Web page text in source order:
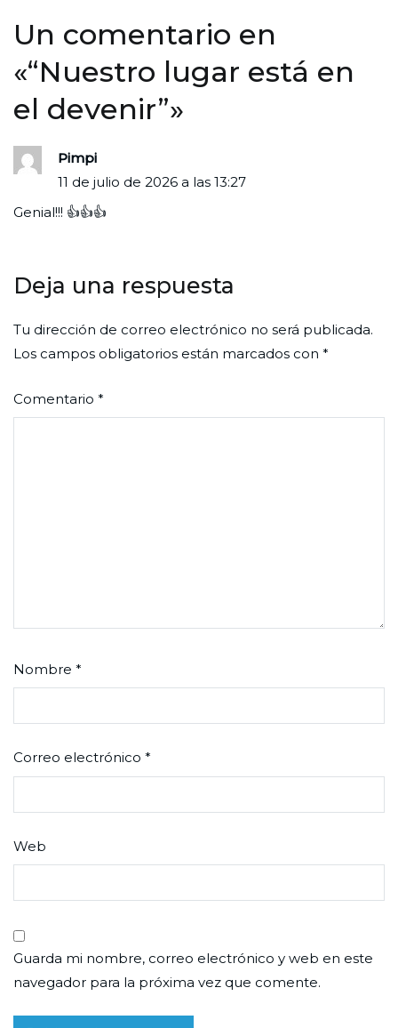
Un comentario en
«“Nuestro lugar está en
el devenir”»
Pimpi
11 de julio de 2026 a las 13:27
Genial!!! 👍👍👍
Deja una respuesta
Tu dirección de correo electrónico no será publicada.
Los campos obligatorios están marcados con *
Comentario *
Nombre *
Correo electrónico *
Web
Guarda mi nombre, correo electrónico y web en este
navegador para la próxima vez que comente.